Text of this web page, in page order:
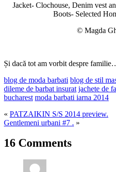
Jacket- Clochouse, Denim vest
Boots- Selected
© Magda
Și dacă tot am vorbit despre
blog de moda barbati blog de stil
dileme de barbat insurat jachete de
bucharest moda barbati iarna 2014
« PATZAIKIN S/S 2014 preview.
Gentlemeni urbani #7 . »
16 Comments